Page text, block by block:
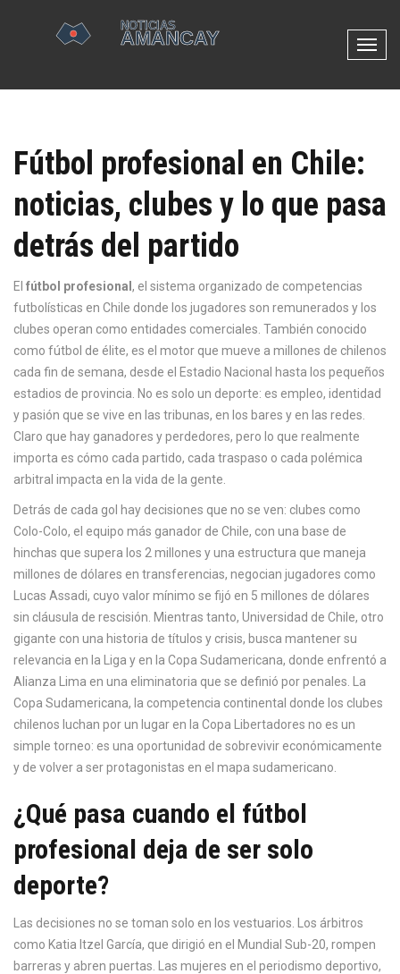
N
v
i
ó
p
l
a
n
Fútbol profesional en Chile:
noticias, clubes y lo que pasa
detrás del partido
El fútbol profesional , el sistema organizado de competencias
futbolísticas en Chile donde los jugadores son remunerados y los
clubes operan como entidades comerciales . También conocido
como fútbol de élite, es el motor que mueve a millones de chilenos
cada fin de semana, desde el Estadio Nacional hasta los pequeños
estadios de provincia. No es solo un deporte: es empleo, identidad
y pasión que se vive en las tribunas, en los bares y en las redes.
Claro que hay ganadores y perdedores, pero lo que realmente
importa es cómo cada partido, cada traspaso o cada polémica
arbitral impacta en la vida de la gente.
Detrás de cada gol hay decisiones que no se ven: clubes como
Colo-Colo, el equipo más ganador de Chile, con una base de
hinchas que supera los 2 millones y una estructura que maneja
millones de dólares en transferencias, negocian jugadores como
Lucas Assadi, cuyo valor mínimo se fijó en 5 millones de dólares
sin cláusula de rescisión. Mientras tanto, Universidad de Chile, otro
gigante con una historia de títulos y crisis, busca mantener su
relevancia en la Liga y en la Copa Sudamericana, donde enfrentó a
Alianza Lima en una eliminatoria que se definió por penales. La
Copa Sudamericana, la competencia continental donde los clubes
chilenos luchan por un lugar en la Copa Libertadores no es un
simple torneo: es una oportunidad de sobrevivir económicamente
y de volver a ser protagonistas en el mapa sudamericano.
¿Qué pasa cuando el fútbol
profesional deja de ser solo
deporte?
Las decisiones no se toman solo en los vestuarios. Los árbitros
como Katia Itzel García, que dirigió en el Mundial Sub-20, rompen
barreras y abren puertas. Las mujeres en el periodismo deportivo,